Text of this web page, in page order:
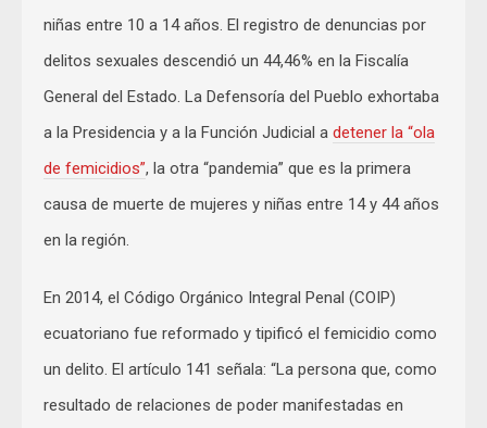
niñas entre 10 a 14 años. El registro de denuncias por
delitos sexuales descendió un 44,46% en la Fiscalía
General del Estado. La Defensoría del Pueblo exhortaba
a la Presidencia y a la Función Judicial a detener la “ola
de femicidios”, la otra “pandemia” que es la primera
causa de muerte de mujeres y niñas entre 14 y 44 años
en la región.
En 2014, el Código Orgánico Integral Penal (COIP)
ecuatoriano fue reformado y tipificó el femicidio como
un delito. El artículo 141 señala: “La persona que, como
resultado de relaciones de poder manifestadas en